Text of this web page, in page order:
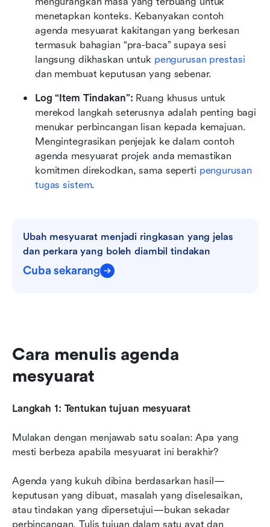
menetapkan konteks. Kebanyakan contoh
agenda mesyuarat kakitangan yang berkesan
termasuk bahagian “pra-baca” supaya sesi
langsung dikhaskan untuk pengurusan prestasi
dan membuat keputusan yang sebenar.
Log “Item Tindakan”: Ruang khusus untuk
merekod langkah seterusnya adalah penting bagi
menukar perbincangan lisan kepada kemajuan.
Mengintegrasikan penjejak ke dalam contoh
agenda mesyuarat projek anda memastikan
komitmen direkodkan, sama seperti pengurusan
tugas sistem.
Ubah mesyuarat menjadi ringkasan yang jelas
dan perkara yang boleh diambil tindakan
Cuba sekarang
Cara menulis agenda
mesyuarat
Langkah 1: Tentukan tujuan mesyuarat
Mulakan dengan menjawab satu soalan: Apa yang
mesti berbeza apabila mesyuarat ini berakhir?
Agenda yang kukuh dibina berdasarkan hasil—
keputusan yang dibuat, masalah yang diselesaikan,
atau tindakan yang dipersetujui—bukan sekadar
perbincangan. Tulis tujuan dalam satu ayat dan